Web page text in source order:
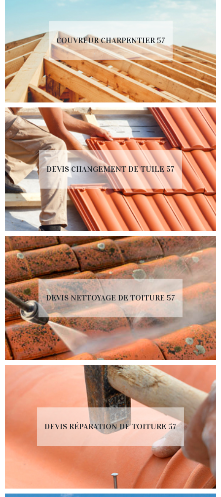
COUVREUR CHARPENTIER 57
DEVIS CHANGEMENT DE TUILE 57
DEVIS NETTOYAGE DE TOITURE 57
DEVIS RÉPARATION DE TOITURE 57